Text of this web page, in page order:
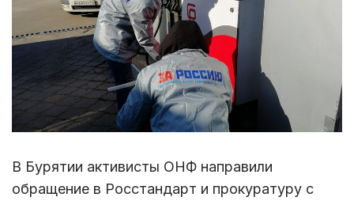
В Бурятии активисты ОНФ направили
обращение в Росстандарт и прокуратуру с